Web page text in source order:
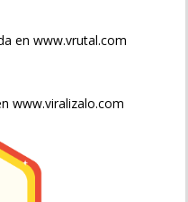
en www.vrutal.com
www.viralizalo.com